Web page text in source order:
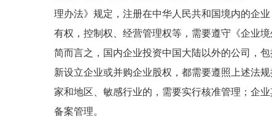
理办法》规定，注册在中华人民共和国境内的企
有权，控制权、经营管理权等，需要遵守《企业境
简而言之，国内企业投资中国大陆以外的公司，
新设立企业或并购企业股权，都需要遵照上述法
家和地区、敏感行业的，需要实行核准管理；企
备案管理。